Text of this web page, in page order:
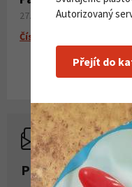
27. 06. 2026
Číst více
PŘIHLASTE SE K
Autorizovaný
Přejít do